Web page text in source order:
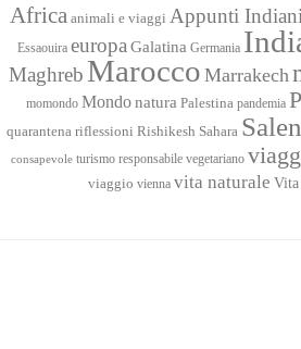
Africa animali e viaggi Appunti Indiani
Essaouira europa Galatina Germania
Maghreb Marocco Marrakech
momondo Mondo natura Palestina pandemia
quarantena riflessioni Rishikesh Sahara
consapevole turismo responsabile vegetariano
viaggio vienna vita naturale Vita